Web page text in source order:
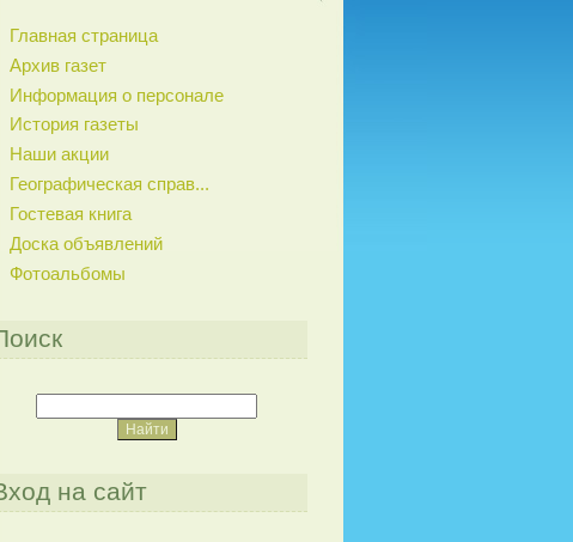
Главная страница
Архив газет
Информация о персонале
История газеты
Наши акции
Географическая справ...
Гостевая книга
Доска объявлений
Фотоальбомы
на сайт